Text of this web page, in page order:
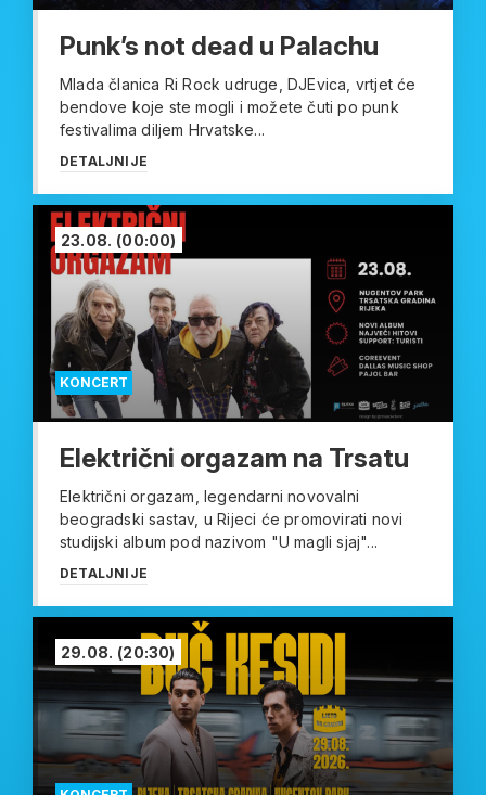
Punk’s not dead u Palachu
Mlada članica Ri Rock udruge, DJEvica, vrtjet će
bendove koje ste mogli i možete čuti po punk
festivalima diljem Hrvatske...
DETALJNIJE
KONCERT
23.08. (00:00)
Električni orgazam na Trsatu
Električni orgazam, legendarni novovalni
beogradski sastav, u Rijeci će promovirati novi
studijski album pod nazivom "U magli sjaj"...
DETALJNIJE
29.08. (20:30)